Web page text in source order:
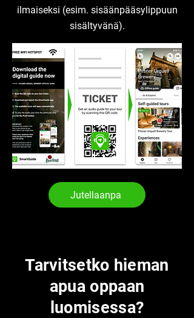
ilmaiseksi (esim. sisäänpääsylippuun
sisältyvänä).
Jutellaanpa
Tarvitsetko hieman
apua oppaan
luomisessa?